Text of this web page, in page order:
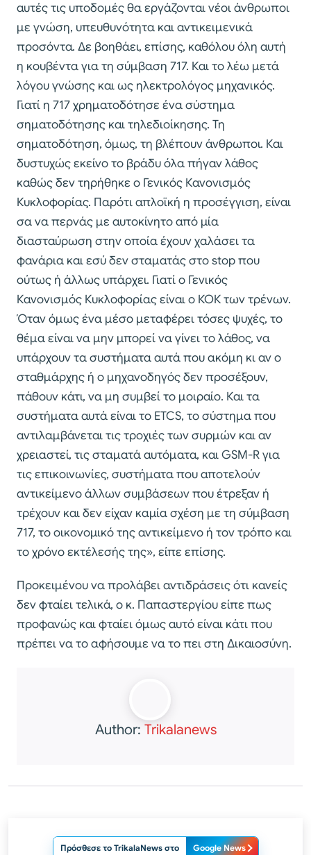
αυτές τις υποδομές θα εργάζονται νέοι άνθρωποι
με γνώση, υπευθυνότητα και αντικειμενικά
προσόντα. Δε βοηθάει, επίσης, καθόλου όλη αυτή
η κουβέντα για τη σύμβαση 717. Και το λέω μετά
λόγου γνώσης και ως ηλεκτρολόγος μηχανικός.
Γιατί η 717 χρηματοδότησε ένα σύστημα
σηματοδότησης και τηλεδιοίκησης. Τη
σηματοδότηση, όμως, τη βλέπουν άνθρωποι. Και
δυστυχώς εκείνο το βράδυ όλα πήγαν λάθος
καθώς δεν τηρήθηκε ο Γενικός Κανονισμός
Κυκλοφορίας. Παρότι απλοϊκή η προσέγγιση, είναι
σα να περνάς με αυτοκίνητο από μία
διασταύρωση στην οποία έχουν χαλάσει τα
φανάρια και εσύ δεν σταματάς στο stop που
ούτως ή άλλως υπάρχει. Γιατί ο Γενικός
Κανονισμός Κυκλοφορίας είναι ο ΚΟΚ των τρένων.
Όταν όμως ένα μέσο μεταφέρει τόσες ψυχές, το
θέμα είναι να μην μπορεί να γίνει το λάθος, να
υπάρχουν τα συστήματα αυτά που ακόμη κι αν ο
σταθμάρχης ή ο μηχανοδηγός δεν προσέξουν,
πάθουν κάτι, να μη συμβεί το μοιραίο. Και τα
συστήματα αυτά είναι το ETCS, το σύστημα που
αντιλαμβάνεται τις τροχιές των συρμών και αν
χρειαστεί, τις σταματά αυτόματα, και GSM-R για
τις επικοινωνίες, συστήματα που αποτελούν
αντικείμενο άλλων συμβάσεων που έτρεξαν ή
τρέχουν και δεν είχαν καμία σχέση με τη σύμβαση
717, το οικονομικό της αντικείμενο ή τον τρόπο και
το χρόνο εκτέλεσής της», είπε επίσης.
Προκειμένου να προλάβει αντιδράσεις ότι κανείς
δεν φταίει τελικά, ο κ. Παπαστεργίου είπε πως
προφανώς και φταίει όμως αυτό είναι κάτι που
πρέπει να το αφήσουμε να το πει στη Δικαιοσύνη.
Author: Trikalanews
Πρόσθεσε το TrikalaNews στο Google News